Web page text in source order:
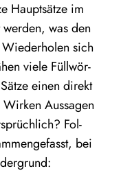
Haupt­sät­ze im
was den
Wie­der­ho­len sich
vie­le Füll­wör­
einen direkt
Aus­sa­gen
Fol­
bei